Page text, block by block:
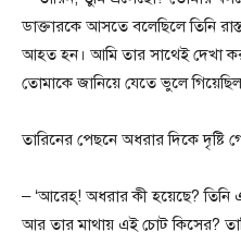
ডাক্তারকে আসতে বলেছিলে তিনি
আহত হন। আমি তার সাথেই দেখা
তোমাকে জানিয়ে যেতে ভুলে
তারিনের পেছনে অধরার দিকে দৃষ্টি
– ‘আরেহ্! অধরার কী হয়েছে?
আর তার মাথায় এই চোট কিসের?